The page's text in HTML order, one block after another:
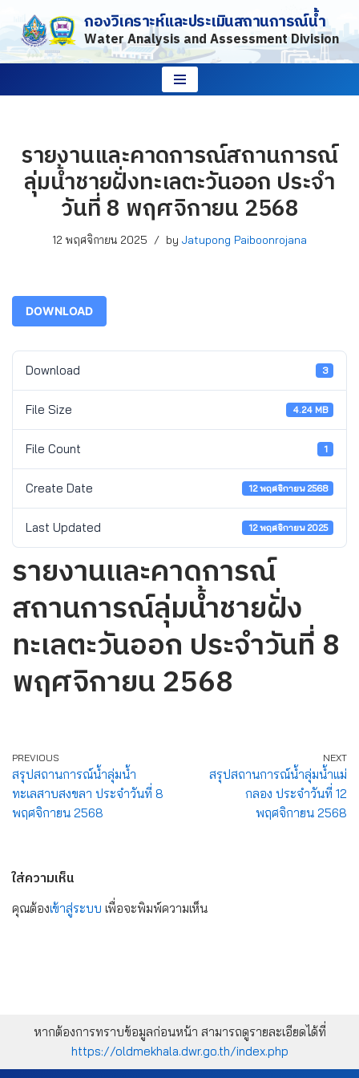
Skip
to
กองวิเคราะห์และประเมินสถานการณ์น้ำ
Water Analysis and Assessment Division
รายงานและคาดการณ์สถานการณ์
ลุ่มน้ำชายฝั่งทะเลตะวันออก ประจำ
วันที่ 8 พฤศจิกายน 2568
12 พฤศจิกายน 2025 by Jatupong Paiboonrojana
DOWNLOAD
Download 3
File Size 4.24 MB
File Count 1
Create Date 12 พฤศจิกายน 2568
Last Updated 12 พฤศจิกายน 2025
รายงานและคาดการณ์
สถานการณ์ลุ่มน้ำชายฝั่ง
ทะเลตะวันออก ประจำวันที่ 8
พฤศจิกายน 2568
PREVIOUS
สรุปสถานการณ์น้ำลุ่มน้ำ
ทะเลสาบสงขลา ประจำวันที่ 8
พฤศจิกายน 2568
NEXT
สรุปสถานการณ์น้ำลุ่มน้ำแม่
กลอง ประจำวันที่ 12
พฤศจิกายน 2568
ใส่ความเห็น
คุณต้องเข้าสู่ระบบ เพื่อจะพิมพ์ความเห็น
หากต้องการทราบข้อมูลก่อนหน้า สามารถดูรายละเอียดได้ที่
https://oldmekhala.dwr.go.th/index.php